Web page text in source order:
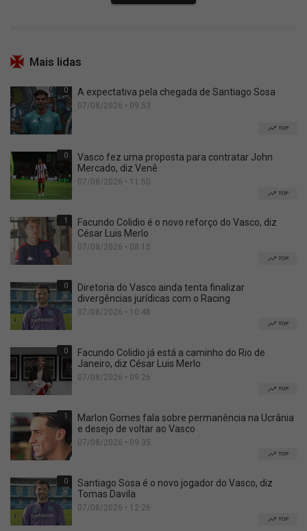
Mais lidas
0 A expectativa pela chegada de Santiago Sosa
07/08/2026 • 09:53
TOP
0
Vasco fez uma proposta para contratar John
Mercado, diz Venê
07/08/2026 • 11:50
TOP
1
Facundo Colidio é o novo reforço do Vasco, diz
César Luis Merlo
07/08/2026 • 08:15
TOP
0
Diretoria do Vasco ainda tenta finalizar
divergências jurídicas com o Racing
07/08/2026 • 10:48
TOP
0
Facundo Colidio já está a caminho do Rio de
Janeiro, diz César Luis Merlo
07/08/2026 • 09:26
TOP
1
Marlon Gomes fala sobre permanência na Ucrânia
e desejo de voltar ao Vasco
07/08/2026 • 09:35
TOP
0
Santiago Sosa é o novo jogador do Vasco, diz
Tomas Davila
07/08/2026 • 12:26
TOP